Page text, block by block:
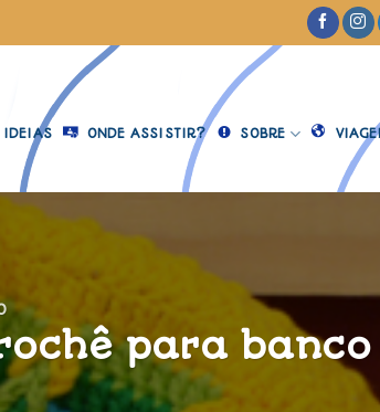
IDEIAS ONDE ASSISTIR? SOBRE
para banco